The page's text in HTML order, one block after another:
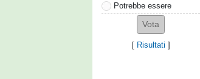
Potrebbe essere
[ Risultati ]